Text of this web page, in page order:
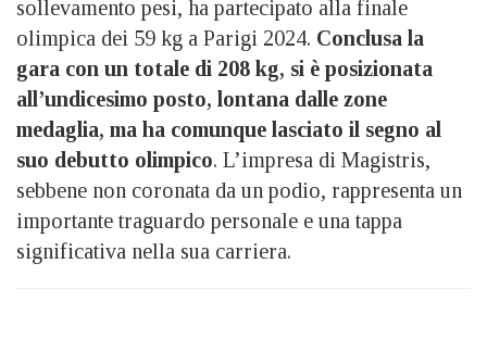
sollevamento pesi, ha partecipato alla finale
olimpica dei 59 kg a Parigi 2024. Conclusa la
gara con un totale di 208 kg, si è posizionata
all’undicesimo posto, lontana dalle zone
medaglia, ma ha comunque lasciato il segno al
suo debutto olimpico. L’impresa di Magistris,
sebbene non coronata da un podio, rappresenta un
importante traguardo personale e una tappa
significativa nella sua carriera.